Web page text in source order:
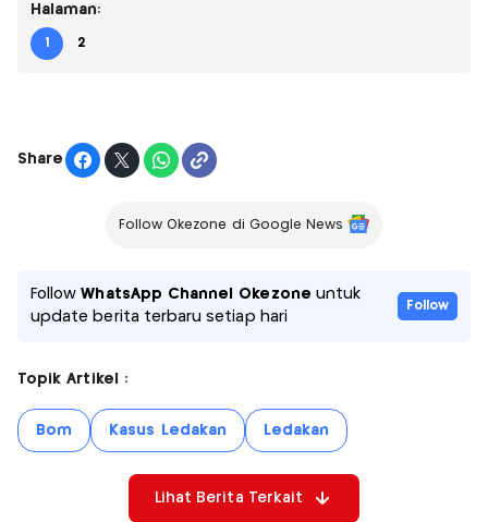
Halaman:
1 2
Share
Follow Okezone di Google News
FollowWhatsApp Channel Okezone untuk
update berita terbaru setiap hari
Follow
Topik Artikel :
Bom Kasus Ledakan Ledakan
Lihat Berita Terkait